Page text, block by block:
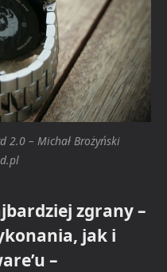
2.0 – Michał Brożyński
zgrany –
jak i
–